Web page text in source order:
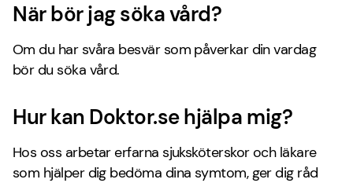
När bör jag söka vård?
Om du har svåra besvär som påverkar din vardag
bör du söka vård.
Hur kan Doktor.se hjälpa mig?
Hos oss arbetar erfarna sjuksköterskor och läkare
som hjälper dig bedöma dina symtom, ger dig råd